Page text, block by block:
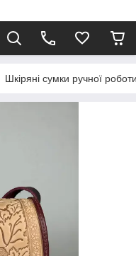
Шкіряні сумки ручної